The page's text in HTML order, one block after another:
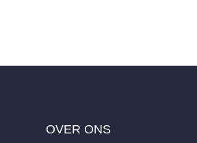
OVER ONS